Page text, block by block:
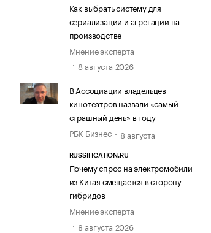
Как выбрать систему для
сериализации и агрегации на
производстве
Мнение эксперта
8 августа 2026
В Ассоциации владельцев
кинотеатров назвали «самый
страшный день» в году
РБК Бизнес
8 августа
RUSSIFICATION.RU
Почему спрос на электромобили
из Китая смещается в сторону
гибридов
Мнение эксперта
8 августа 2026